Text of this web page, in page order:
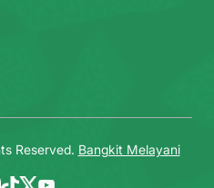
Reserved. Bangkit Melayani